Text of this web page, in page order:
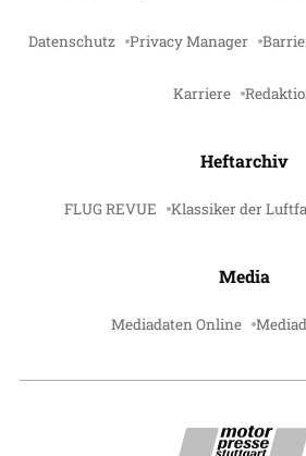
Datenschutz Privacy Manager
Karriere
Heftarchiv
FLUG REVUE Klassiker der
Media
Mediadaten Online